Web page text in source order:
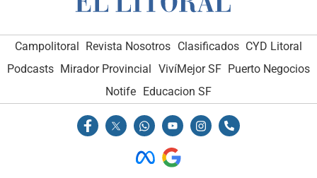
Campolitoral Revista Nosotros Clasificados CYD Litoral
Podcasts Mirador Provincial VivíMejor SF Puerto Negocios
Notife Educacion SF